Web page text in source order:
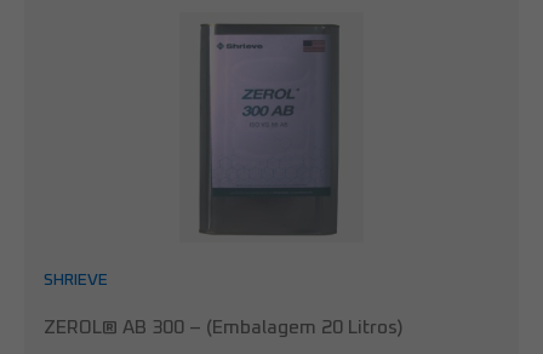
SHRIEVE
ZEROL® AB 300 – (Embalagem 20 Litros)